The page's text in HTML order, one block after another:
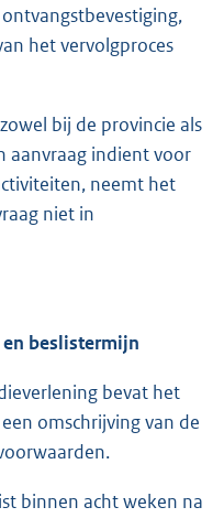
het vervolgproces
bij de provincie als
aanvraag indient voor
neemt het
niet in
beslistermijn
bevat het
omschrijving van de
binnen acht weken na